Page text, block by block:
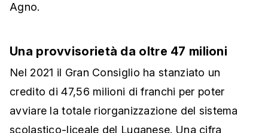
Agno.
Una provvisorietà da oltre 47 milioni
Nel 2021 il Gran Consiglio ha stanziato un
credito di 47,56 milioni di franchi per poter
avviare la totale riorganizzazione del sistema
scolastico-liceale del Luganese. Una cifra